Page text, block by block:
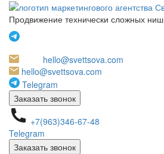
Продвижение технически сложных ниш
hello@svettsova.com
hello@svettsova.com
Telegram
Заказать звонок
+7(963)346-67-48
Telegram
Заказать звонок